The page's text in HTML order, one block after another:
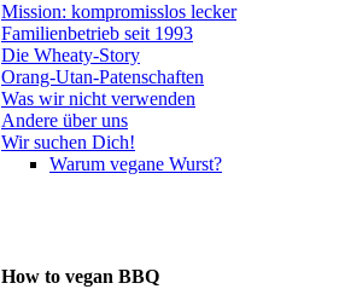
Mission: kompromisslos lecker
Familienbetrieb seit 1993
Die Wheaty-Story
Orang-Utan-Patenschaften
Was wir nicht verwenden
Andere über uns
Wir suchen Dich!
Warum vegane Wurst?
How to vegan BBQ